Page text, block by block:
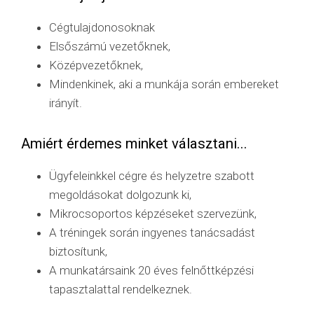
Cégtulajdonosoknak
Elsőszámú vezetőknek,
Középvezetőknek,
Mindenkinek, aki a munkája során embereket
irányít.
Amiért érdemes minket választani...
Ügyfeleinkkel cégre és helyzetre szabott
megoldásokat dolgozunk ki,
Mikrocsoportos képzéseket szervezünk,
A tréningek során ingyenes tanácsadást
biztosítunk,
A munkatársaink 20 éves felnőttképzési
tapasztalattal rendelkeznek.